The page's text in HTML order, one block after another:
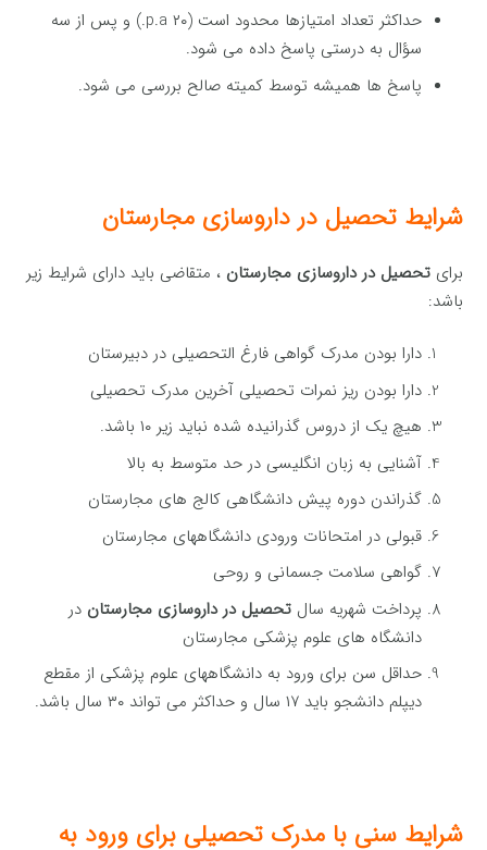
حداکثر تعداد امتیازها محدود است (۲۰ p.a.) و پس از سه
سؤال به درستی پاسخ داده می شود.
پاسخ ها همیشه توسط کمیته صالح بررسی می شود.
شرایط تحصیل در داروسازی مجارستان
برایتحصیل در داروسازی مجارستان ، متقاضی باید دارای شرایط زیر
باشد:
دارا بودن مدرک گواهی فارغ التحصیلی در دبیرستان
دارا بودن ریز نمرات تحصیلی آخرین مدرک تحصیلی
هیچ یک از دروس گذرانیده شده نباید زیر ۱۰ باشد.
آشنایی به زبان انگلیسی در حد متوسط به بالا
گذراندن دوره پیش دانشگاهی کالج های مجارستان
قبولی در امتحانات ورودی دانشگاههای مجارستان
گواهی سلامت جسمانی و روحی
پرداخت شهریه سال تحصیل در داروسازی مجارستان در
دانشگاه های علوم پزشکی مجارستان
حداقل سن برای ورود به دانشگاههای علوم پزشکی از مقطع
دیپلم دانشجو باید ۱۷ سال و حداکثر می تواند ۳۰ سال باشد.
شرایط سنی با مدرک تحصیلی برای ورود به